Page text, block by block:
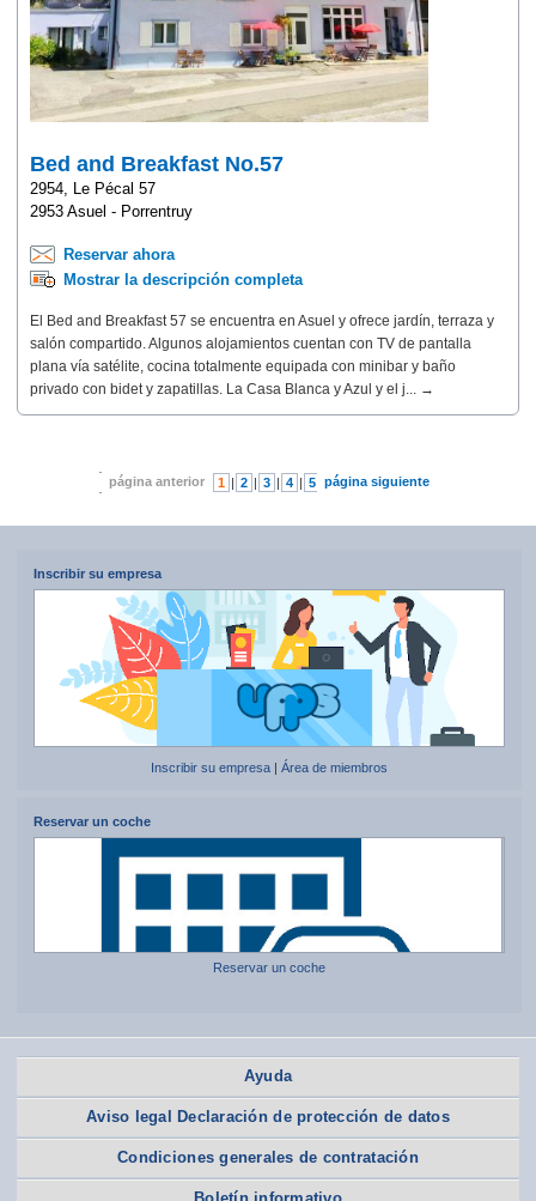
Bed and Breakfast No.57
2954, Le Pécal 57
2953 Asuel - Porrentruy
Reservar ahora
Mostrar la descripción completa
El Bed and Breakfast 57 se encuentra en Asuel y ofrece jardín, terraza y
salón compartido. Algunos alojamientos cuentan con TV de pantalla
plana vía satélite, cocina totalmente equipada con minibar y baño
privado con bidet y zapatillas. La Casa Blanca y Azul y el j... →
página anterior 1 | 2 | 3 | 4 | 5 | 6 | 7
página siguiente
Inscribir su empresa
Inscribir su empresa| Área de miembros
Reservar un coche
Reservar un coche
Ayuda
Aviso legal Declaración de protección de datos
Condiciones generales de contratación